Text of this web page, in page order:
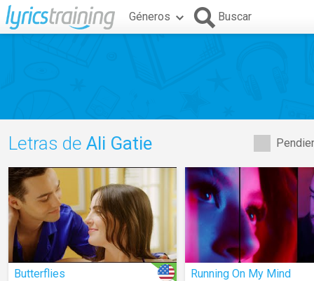
Géneros Buscar
Letras de Ali Gatie
Butterflies Running On My Mind